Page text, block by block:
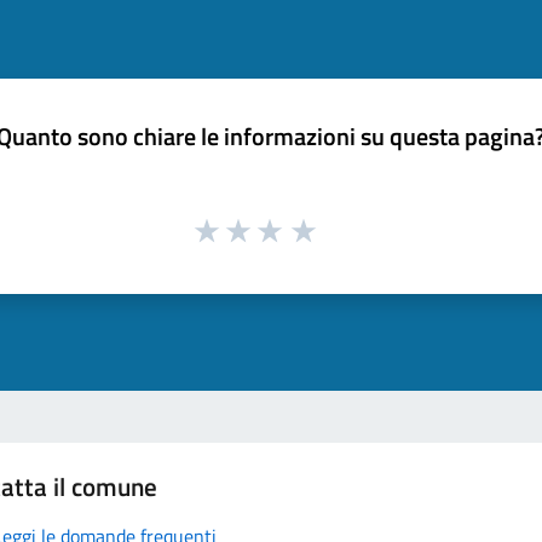
sono chiare le informazioni su questa
il comune
le domande frequenti